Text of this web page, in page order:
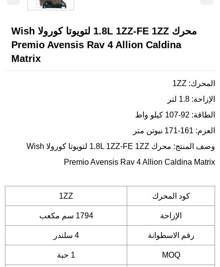
محرك 1.8L 1ZZ-FE 1ZZ لتويوتا كورولا Wish
Premio Avensis Rav 4 Allion Caldina
Matrix
المحرك: 1ZZ
الإزاحة: 1.8 لتر
الطاقة: 92-107 كيلو واط
العزم: 161-171 نيوتن متر
وصف المنتج: محرك 1.8L 1ZZ-FE 1ZZ لتويوتا كورولا Wish
Premio Avensis Rav 4 Allion Caldina Matrix
كود المحرك 1ZZ
الإزاحة 1794 سم مكعب
رقم الاسطوانة 4 سلندر
MOQ 1 حبة